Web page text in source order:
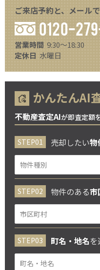
ご来店予約と、メール
0120-
営業時間 9:30～18:30
定休日 水曜日
かんたんAI
不動産査定AIが即査定額
売却したい物
物件のある市
町名・地名